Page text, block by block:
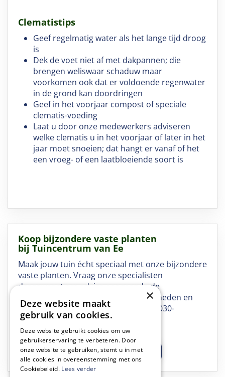
Clematistips
Geef regelmatig water als het lange tijd droog
is
Dek de voet niet af met dakpannen; die
brengen weliswaar schaduw maar
voorkomen ook dat er voldoende regenwater
in de grond kan doordringen
Geef in het voorjaar compost of speciale
clematis-voeding
Laat u door onze medewerkers adviseren
welke clematis u in het voorjaar of later in het
jaar moet snoeien; dat hangt er vanaf of het
een vroeg- of een laatbloeiende soort is
Koop bijzondere vaste planten
bij Tuincentrum van Ee
Maak jouw tuin écht speciaal met onze bijzondere
vaste planten. Vraag onze specialisten
desgewenst om advies aangaande de
eigenschappen, toepassingsmogelijkheden en
het onderhoud. Bel met vragen naar 030-
6918301 of stuur een e-mail
naar info@tcvanee.nl.
Kom langs bij Tuincentrum van Ee
×
Deze website maakt
gebruik van cookies.
Deze website gebruikt cookies om uw
gebruikerservaring te verbeteren. Door
onze website te gebruiken, stemt u in met
alle cookies in overeenstemming met ons
Cookiebeleid. Lees verder